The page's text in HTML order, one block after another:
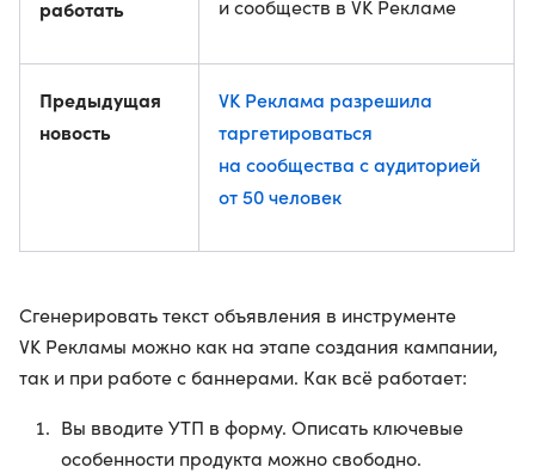
работать
и сообществ в VK Рекламе
Предыдущая
новость
VK Реклама разрешила
таргетироваться
на сообщества с аудиторией
от 50 человек
Сгенерировать текст объявления в инструменте
VK Рекламы можно как на этапе создания кампании,
так и при работе с баннерами. Как всё работает:
Вы вводите УТП в форму. Описать ключевые
особенности продукта можно свободно.